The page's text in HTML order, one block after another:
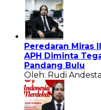
Peredaran Miras
APH Diminta
Pandang Bulu
Oleh: Rudi Andesta